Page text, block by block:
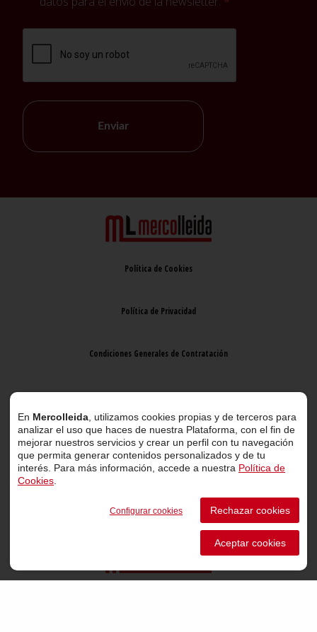
Enviar
Política de Cookies
Política de Privacidad
Condiciones Generales de Contratación
© 2026 Mercolleida. Todos los derechos reservados.
ACTIUM Digital
En Mercolleida , utilizamos cookies propias y de terceros para
analizar el uso que haces de nuestra Plataforma, con el fin de
mejorar nuestros servicios y crear un perfil con tu navegación
que permita generar contenidos personalizados y de tu
interés. Para más información, accede a nuestra Política de
Cookies
Configurar cookies Rechazar cookies
Aceptar cookies